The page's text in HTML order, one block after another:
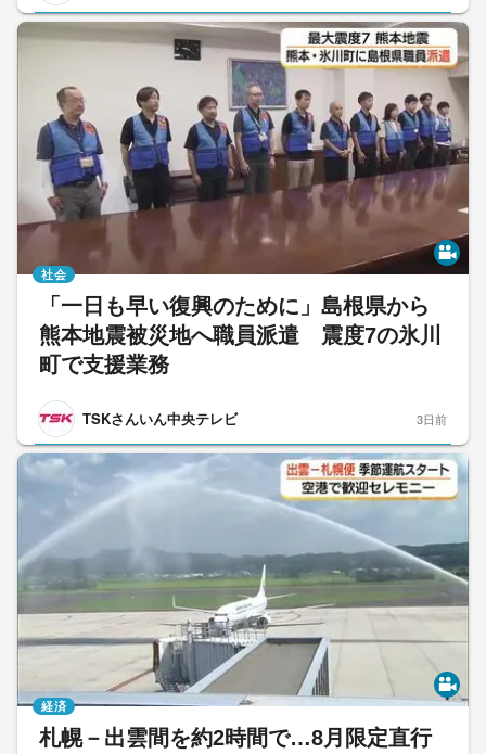
「一日も早い復興のために」島根県から
熊本地震被災地へ職員派遣 震度7の氷川
町で支援業務
TSKさんいん中央テレビ
社会
3日前
札幌－出雲間を約2時間で…8月限定直行
経済